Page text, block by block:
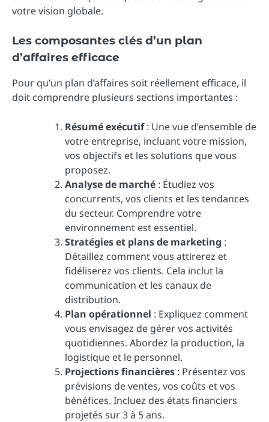
votre vision globale.
Les composantes clés d’un plan
d’affaires efficace
Pour qu’un plan d’affaires soit réellement efficace, il
doit comprendre plusieurs sections importantes :
Résumé exécutif: Une vue d’ensemble de
votre entreprise, incluant votre mission,
vos objectifs et les solutions que vous
proposez.
Analyse de marché : Étudiez vos
concurrents, vos clients et les tendances
du secteur. Comprendre votre
environnement est essentiel.
Stratégies et plans de marketing :
Détaillez comment vous attirerez et
fidéliserez vos clients. Cela inclut la
communication et les canaux de
distribution.
Plan opérationnel : Expliquez comment
vous envisagez de gérer vos activités
quotidiennes. Abordez la production, la
logistique et le personnel.
Projections financières : Présentez vos
prévisions de ventes, vos coûts et vos
bénéfices. Incluez des états financiers
projetés sur 3 à 5 ans.